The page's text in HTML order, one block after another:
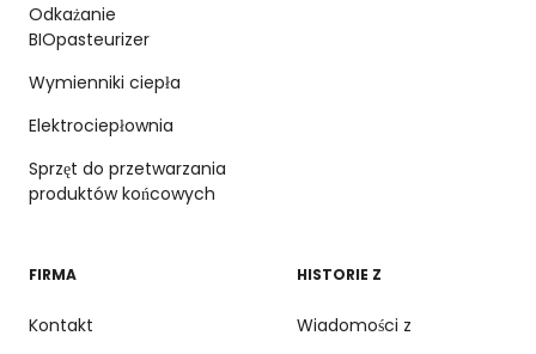
Odkażanie
BIOpasteurizer
Wymienniki ciepła
Elektrociepłownia
Sprzęt do przetwarzania
produktów końcowych
FIRMA
Kontakt
HISTORIE Z
Wiadomości z